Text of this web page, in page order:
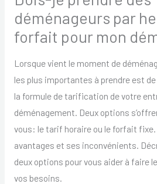
déménageurs par
forfait pour mon
Lorsque vient le moment de
les plus importantes à prendre est
la formule de tarification de votre
déménagement. Deux options
vous: le tarif horaire ou le forfait
avantages et ses inconvénients.
deux options pour vous aider à faire
vos besoins.